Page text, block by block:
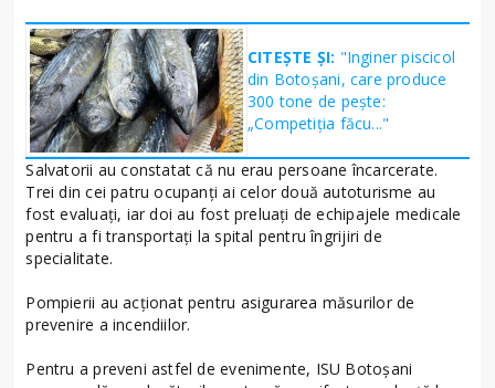
CITEȘTE ȘI: "Inginer piscicol
din Botoşani, care produce
300 tone de peşte:
„Competiţia făcu..."
Salvatorii au constatat că nu erau persoane încarcerate.
Trei din cei patru ocupanți ai celor două autoturisme au
fost evaluați, iar doi au fost preluați de echipajele medicale
pentru a fi transportați la spital pentru îngrijiri de
specialitate.
Pompierii au acționat pentru asigurarea măsurilor de
prevenire a incendiilor.
Pentru a preveni astfel de evenimente, ISU Botoșani